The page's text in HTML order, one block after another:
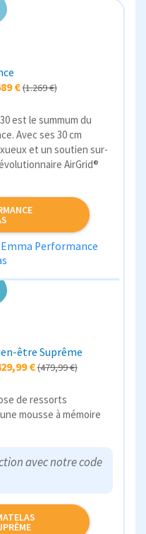
€(1.269 €)
est le summum du
Avec ses 30 cm
et un soutien sur-
AirGrid®
Performance
être Suprême
€(479,99 €)
de ressorts
mousse à mémoire
avec notre code